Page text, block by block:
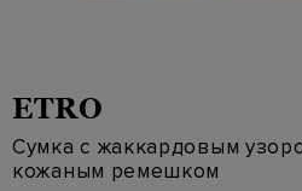
ETRO
Сумка с жаккардовым
кожаным ремешком